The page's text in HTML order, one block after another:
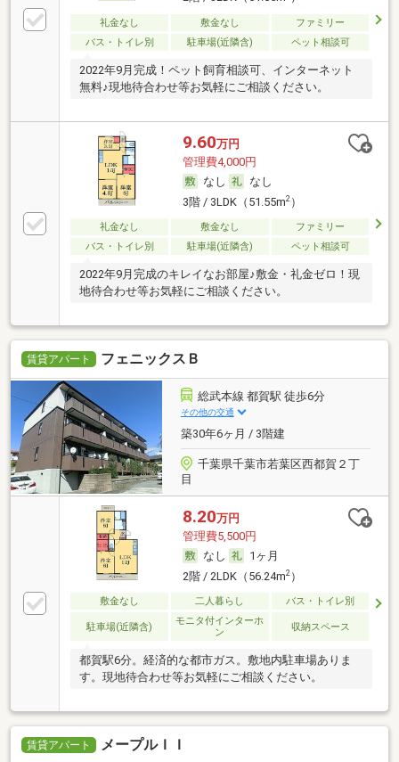
礼金なし 敷金なし
ファミリー
バス・トイレ別
駐車場(近隣含) ペット相談可
2022年9月完成！ペット飼育相談可、インターネット
無料♪現地待合わせ等お気軽にご相談ください。
9.60万円
管理費4,000円
なし
なし
3階 / 3LDK（51.55m2）
礼金なし 敷金なし
ファミリー
バス・トイレ別
駐車場(近隣含) ペット相談可
2022年9月完成のキレイなお部屋♪敷金・礼金ゼロ！現
地待合わせ等お気軽にご相談ください。
賃貸アパート フェニックスＢ
総武本線 都賀駅 徒歩6分
その他の交通
築30年6ヶ月 / 3階建
千葉県千葉市若葉区西都賀２丁
目
8.20万円
管理費5,500円
なし
1ヶ月
2階 / 2LDK（56.24m2）
敷金なし 二人暮らし バス・トイレ別
駐車場(近隣含)
モニタ付インターホ
ン
収納スペース
都賀駅6分。経済的な都市ガス。敷地内駐車場ありま
す。現地待合わせ等お気軽にご相談ください。
賃貸アパート メープルＩＩ